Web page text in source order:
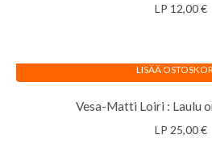
LP 12,00€
Vesa-Matti Loiri : Laulu
LP 25,00€
LISÄÄ